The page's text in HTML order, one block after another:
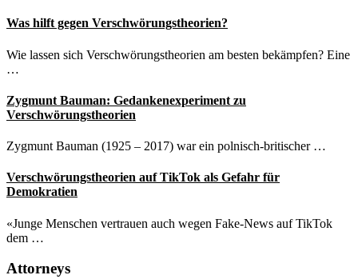
Was hilft gegen Verschwörungstheorien?
Wie lassen sich Verschwörungstheorien am besten bekämpfen? Eine
…
Zygmunt Bauman: Gedankenexperiment zu
Verschwörungstheorien
Zygmunt Bauman (1925 – 2017) war ein polnisch-britischer …
Verschwörungstheorien auf TikTok als Gefahr für
Demokratien
«Junge Menschen vertrauen auch wegen Fake-News auf TikTok
dem …
Attorneys